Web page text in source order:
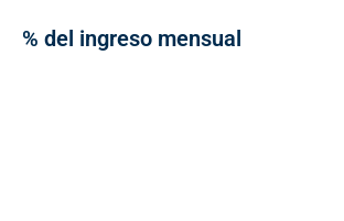
% del ingreso mensual